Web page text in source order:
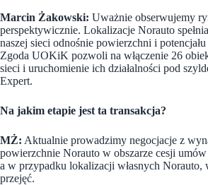
Marcin Żakowski: Uważnie obserwujemy
perspektywicznie. Lokalizacje Norauto
naszej sieci odnośnie powierzchni i potencjału
Zgoda UOKiK pozwoli na włączenie 26
sieci i uruchomienie ich działalności pod
Expert.
Na jakim etapie jest ta transakcja?
MŻ: Aktualnie prowadzimy negocjacje z
powierzchnie Norauto w obszarze cesji
a w przypadku lokalizacji własnych Norauto,
przejęć.